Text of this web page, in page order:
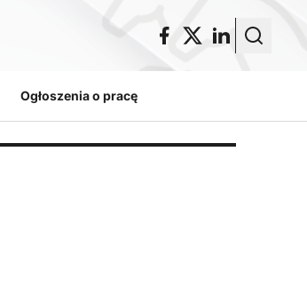
Ogłoszenia o pracę